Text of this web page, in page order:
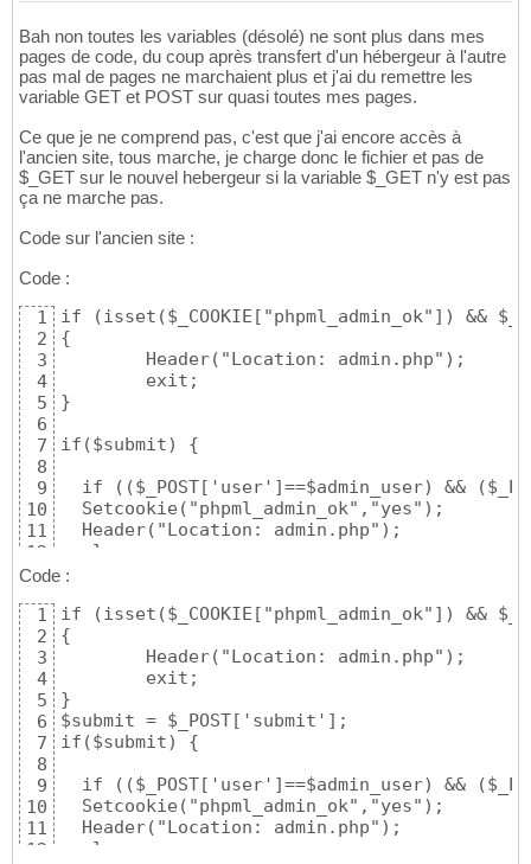
Bah non toutes les variables (désolé) ne sont plus dans mes
pages de code, du coup après transfert d'un hébergeur à l'autre
pas mal de pages ne marchaient plus et j'ai du remettre les
variable GET et POST sur quasi toutes mes pages.
Ce que je ne comprend pas, c'est que j'ai encore accès à
l'ancien site, tous marche, je charge donc le fichier et pas de
$_GET sur le nouvel hebergeur si la variable $_GET n'y est pas
ça ne marche pas.
Code sur l'ancien site :
Code :
1
2
3
4
5
6
7
8
9
10
11
12
13
15
16
17
18
19
20
21
22
23
24
25
26
if (isset($_COOKIE["phpml_admin_ok"]) &&
{
}
if($submit) {
if (($_POST['user']==$admin_user) &&
  Setcookie("phpml_admin_ok","yes");
  Header("Location: admin.php");
  else:
$msg = "<span class=\"erreurs\">Login ou
}
<HTML>
<HEAD>
<TITLE></TITLE>
</HEAD>
<BODY>
Code :
1
2
3
4
5
6
7
8
9
10
11
12
if (isset($_COOKIE["phpml_admin_ok"]) &&
{
}
$submit = $_POST['submit'];
if($submit) {
if (($_POST['user']==$admin_user) &&
  Setcookie("phpml_admin_ok","yes");
  Header("Location: admin.php");
  else: